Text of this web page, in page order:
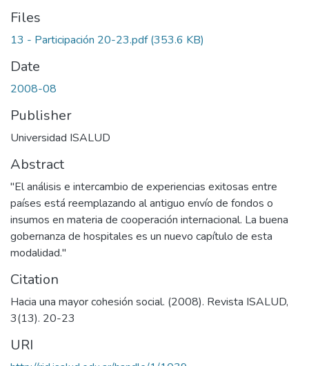
Files
13 - Participación 20-23.pdf(353.6 KB)
Date
2008-08
Publisher
Universidad ISALUD
Abstract
"El análisis e intercambio de experiencias exitosas entre
países está reemplazando al antiguo envío de fondos o
insumos en materia de cooperación internacional. La buena
gobernanza de hospitales es un nuevo capítulo de esta
modalidad."
Citation
Hacia una mayor cohesión social. (2008). Revista ISALUD,
3(13). 20-23
URI